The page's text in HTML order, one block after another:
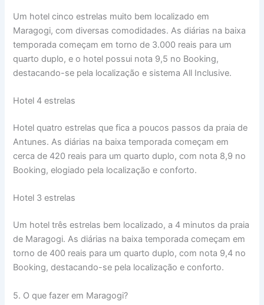
Um hotel cinco estrelas muito bem localizado em
Maragogi, com diversas comodidades. As diárias na baixa
temporada começam em torno de 3.000 reais para um
quarto duplo, e o hotel possui nota 9,5 no Booking,
destacando-se pela localização e sistema All Inclusive.
Hotel 4 estrelas
Hotel quatro estrelas que fica a poucos passos da praia de
Antunes. As diárias na baixa temporada começam em
cerca de 420 reais para um quarto duplo, com nota 8,9 no
Booking, elogiado pela localização e conforto.
Hotel 3 estrelas
Um hotel três estrelas bem localizado, a 4 minutos da praia
de Maragogi. As diárias na baixa temporada começam em
torno de 400 reais para um quarto duplo, com nota 9,4 no
Booking, destacando-se pela localização e conforto.
5. O que fazer em Maragogi?